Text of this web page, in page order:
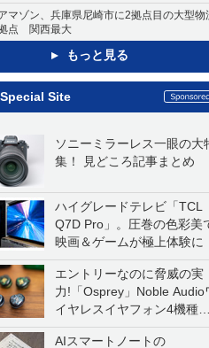
マゾン、兵庫県尼崎市に2拠点目の大型物
点 関西最大
もっと見る
Special Site
ソニーミラーレス一眼の大
集！ 見どころ記事まとめ
ハイグレードテレビ「TCL
Q7D Pro」。圧巻の色彩美
映画＆ゲームが極上体験に
エントリーなのに脅威の実
力!「Osprey」Noble Audio
イヤレスイヤフォン4機種を
一気に聴く
AIスマートノートの